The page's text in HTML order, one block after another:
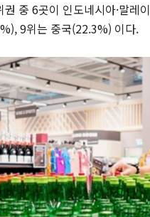
중 6곳이 인도네시아·말레
9위는 중국(22.3%) 이다.